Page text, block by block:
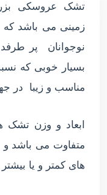
تشک عروسکی
زمینی می باشد که
نوجوانان پر
بسیار خوبی که
مناسب و زیبا در
ابعاد و وزن تشک
متفاوت می باشد
های کمتر و یا